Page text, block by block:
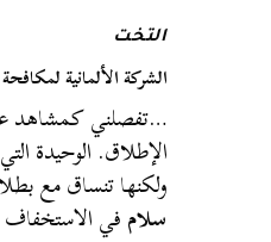
التخت
الشركة الألمانية
…تفصلني كمشاهد
الإطلاق. الوحيدة
ولكنها تنساق مع
سلامفي الاستخفاف